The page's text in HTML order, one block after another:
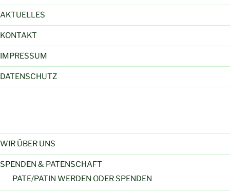
AKTUELLES
KONTAKT
IMPRESSUM
DATENSCHUTZ
WIR ÜBER UNS
SPENDEN & PATENSCHAFT
PATE/PATIN WERDEN ODER SPENDEN